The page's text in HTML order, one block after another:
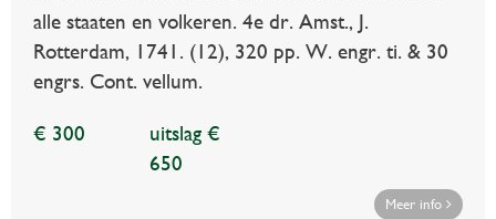
alle staaten en volkeren. 4e dr. Amst., J.
Rotterdam, 1741. (12), 320 pp. W. engr. ti. & 30
engrs. Cont. vellum.
€ 300
uitslag €
650
Meer info